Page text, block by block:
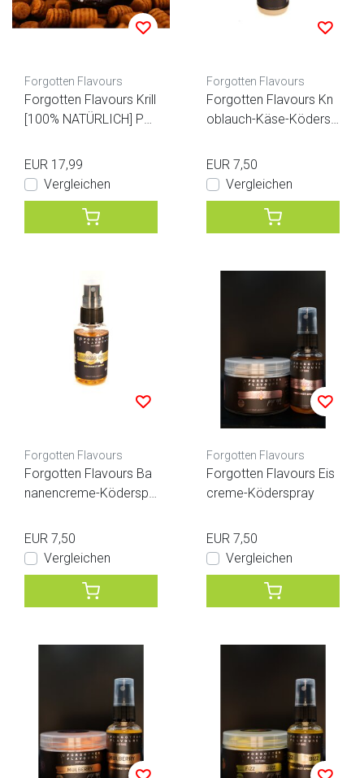
Forgotten Flavours
Forgotten Flavours Krill
[100% NATÜRLICH] Po
EUR 17,99
Vergleichen
Forgotten Flavours
Forgotten Flavours Kn
oblauch-Käse-Ködersp
EUR 7,50
Vergleichen
Forgotten Flavours
Forgotten Flavours Ba
nanencreme-Köderspr
EUR 7,50
Vergleichen
Forgotten Flavours
Forgotten Flavours Eis
creme-Köderspray
EUR 7,50
Vergleichen